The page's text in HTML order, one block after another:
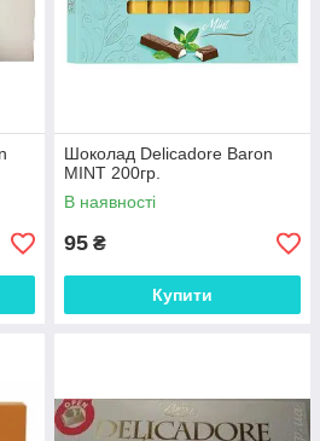
Шоколад Delicadore Baron
MINT 200гр.
В наявності
95 ₴
Купити